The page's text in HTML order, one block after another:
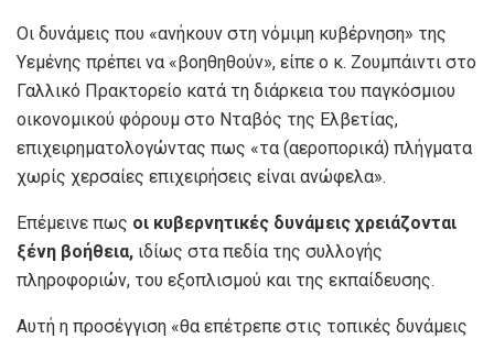
Οι δυνάμεις που «ανήκουν στη νόμιμη κυβέρνηση» της
Υεμένης πρέπει να «βοηθηθούν», είπε ο κ. Ζουμπάιντι στο
Γαλλικό Πρακτορείο κατά τη διάρκεια του παγκόσμιου
οικονομικού φόρουμ στο Νταβός της Ελβετίας,
επιχειρηματολογώντας πως «τα (αεροπορικά) πλήγματα
χωρίς χερσαίες επιχειρήσεις είναι ανώφελα».
Επέμεινε πως οι κυβερνητικές δυνάμεις χρειάζονται
ξένη βοήθεια, ιδίως στα πεδία της συλλογής
πληροφοριών, του εξοπλισμού και της εκπαίδευσης.
Αυτή η προσέγγιση «θα επέτρεπε στις τοπικές δυνάμεις